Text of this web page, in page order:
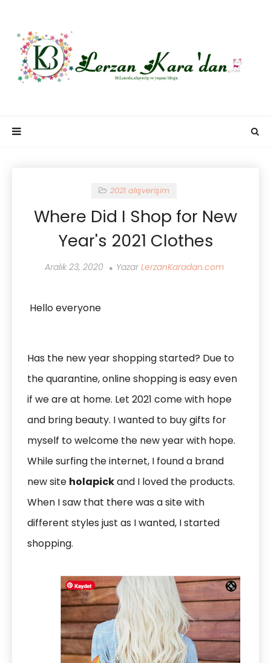
2021 alışverişim
Where Did I Shop for New
Year's 2021 Clothes
Aralık 23, 2020 Yazar LerzanKaradan.com
Hello everyone
Has the new year shopping started? Due to
the quarantine, online shopping is easy even
if we are at home. Let 2021 come with hope
and bring beauty. I wanted to buy gifts for
myself to welcome the new year with hope.
While surfing the internet, I found a brand
new site holapickand I loved the products.
When I saw that there was a site with
different styles just as I wanted, I started
shopping.